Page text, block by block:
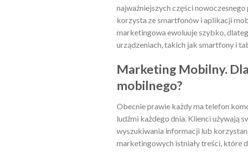
najważniejszych części
korzysta ze smartfonów i aplikacji
marketingowa ewoluuje szybko,
urządzeniach, takich jak smartfony i
Marketing Mobilny.
mobilnego?
Obecnie prawie każdy ma telefon
ludźmi każdego dnia. Klienci używają
wyszukiwania informacji lub
marketingowych istniały treści, które